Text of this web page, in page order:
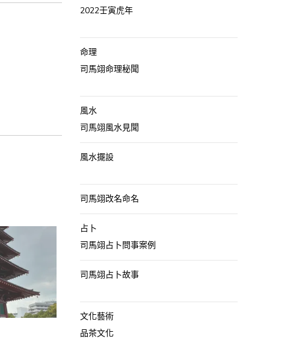
2022壬寅虎年
命理
司馬翊命理秘聞
風水
司馬翊風水見聞
風水擺設
司馬翊改名命名
占卜
司馬翊占卜問事案例
司馬翊占卜故事
文化藝術
品茶文化